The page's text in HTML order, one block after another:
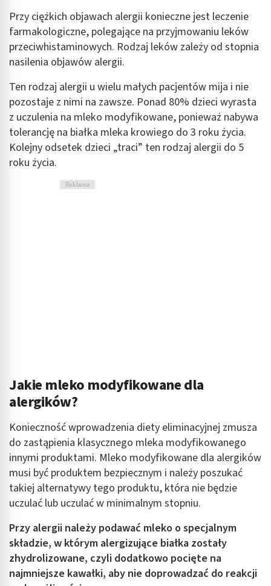
Przy ciężkich objawach alergii konieczne jest leczenie
farmakologiczne, polegające na przyjmowaniu leków
przeciwhistaminowych. Rodzaj leków zależy od stopnia
nasilenia objawów alergii.
Ten rodzaj alergii u wielu małych pacjentów mija i nie
pozostaje z nimi na zawsze. Ponad 80% dzieci wyrasta
z uczulenia na mleko modyfikowane, ponieważ nabywa
tolerancję na białka mleka krowiego do 3 roku życia.
Kolejny odsetek dzieci „traci” ten rodzaj alergii do 5
roku życia.
Reklama
Jakie mleko modyfikowane dla
alergików?
Konieczność wprowadzenia diety eliminacyjnej zmusza
do zastąpienia klasycznego mleka modyfikowanego
innymi produktami. Mleko modyfikowane dla alergików
musi być produktem bezpiecznym i należy poszukać
takiej alternatywy tego produktu, która nie będzie
uczulać lub uczulać w minimalnym stopniu.
Przy alergii należy podawać mleko o specjalnym
składzie, w którym alergizujące białka zostały
zhydrolizowane, czyli dodatkowo pocięte na
najmniejsze kawałki, aby nie doprowadzać do reakcji